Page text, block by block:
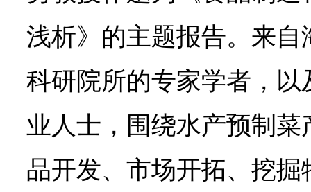
浅析》的主题报告。来
科研院所的专家学者，
业人士，围绕水产预制
品开发、市场开拓、挖